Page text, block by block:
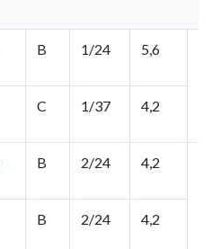
B 1/24 5,6
C 1/37 4,2
B 2/24 4,2
B 2/24 4,2